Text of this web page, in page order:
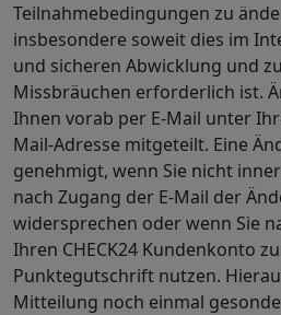
Teilnahmebedingungen zu
insbesondere soweit dies im
und sicheren Abwicklung und
Missbräuchen erforderlich ist.
Ihnen vorab per E-Mail unter
Mail-Adresse mitgeteilt. Eine
genehmigt, wenn Sie nicht
nach Zugang der E-Mail der
widersprechen oder wenn Sie
Ihren CHECK24 Kundenkonto
Punktegutschrift nutzen.
Mitteilung noch einmal